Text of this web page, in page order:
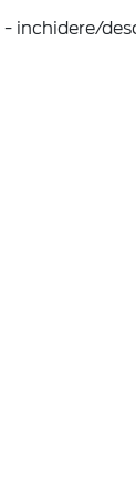
inchidere/